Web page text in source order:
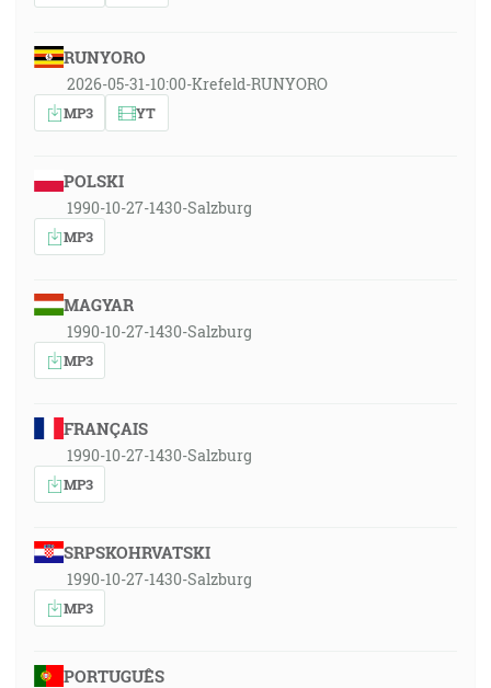
RUNYORO
2026-05-31-10:00-Krefeld-RUNYORO
MP3 YT
POLSKI
1990-10-27-1430-Salzburg
MP3
MAGYAR
1990-10-27-1430-Salzburg
MP3
FRANÇAIS
1990-10-27-1430-Salzburg
MP3
SRPSKOHRVATSKI
1990-10-27-1430-Salzburg
MP3
PORTUGUÊS